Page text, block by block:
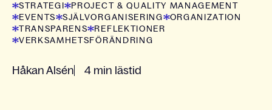
STRATEGI
PROJECT & QUALITY MANAGEMENT
EVENTS
SJÄLVORGANISERING
ORGANIZATION
TRANSPARENS
REFLEKTIONER
VERKSAMHETSFÖRÄNDRING
Håkan Alsén 4 min lästid